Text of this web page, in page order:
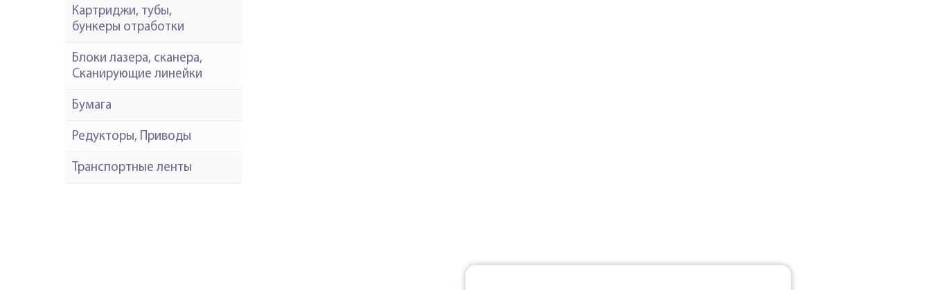
Картриджи, тубы,
бункеры отработки
Блоки лазера, сканера,
Сканирующие линейки
Бумага
Редукторы, Приводы
Транспортные ленты